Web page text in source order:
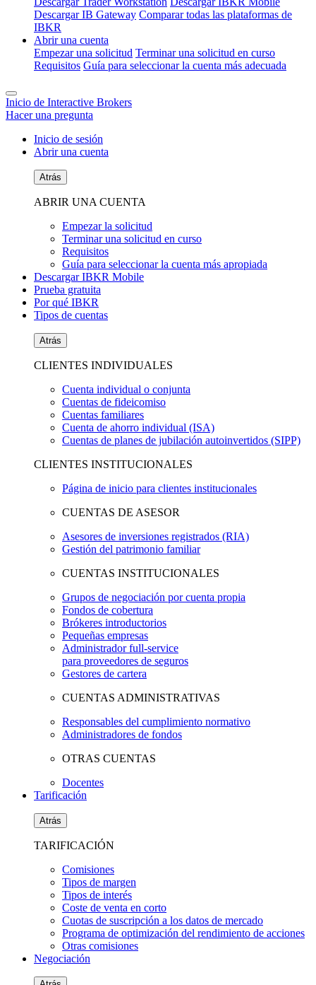
Descargar IB Gateway Comparar todas las plataformas de
IBKR
Abrir una cuenta
Empezar una solicitud Terminar una solicitud en curso
Requisitos Guía para seleccionar la cuenta más adecuada
Inicio de Interactive Brokers
Hacer una pregunta
Inicio de sesión
Abrir una cuenta
Atrás
ABRIR UNA CUENTA
Empezar la solicitud
Terminar una solicitud en curso
Requisitos
Guía para seleccionar la cuenta más apropiada
Descargar IBKR Mobile
Prueba gratuita
Por qué IBKR
Tipos de cuentas
Atrás
CLIENTES INDIVIDUALES
Cuenta individual o conjunta
Cuentas de fideicomiso
Cuentas familiares
Cuenta de ahorro individual (ISA)
Cuentas de planes de jubilación autoinvertidos (SIPP)
CLIENTES INSTITUCIONALES
Página de inicio para clientes institucionales
CUENTAS DE ASESOR
Asesores de inversiones registrados (RIA)
Gestión del patrimonio familiar
CUENTAS INSTITUCIONALES
Grupos de negociación por cuenta propia
Fondos de cobertura
Brókeres introductorios
Pequeñas empresas
Administrador full-service
para proveedores de seguros
Gestores de cartera
CUENTAS ADMINISTRATIVAS
Responsables del cumplimiento normativo
Administradores de fondos
OTRAS CUENTAS
Docentes
Tarificación
Atrás
TARIFICACIÓN
Comisiones
Tipos de margen
Tipos de interés
Coste de venta en corto
Cuotas de suscripción a los datos de mercado
Programa de optimización del rendimiento de acciones
Otras comisiones
Negociación